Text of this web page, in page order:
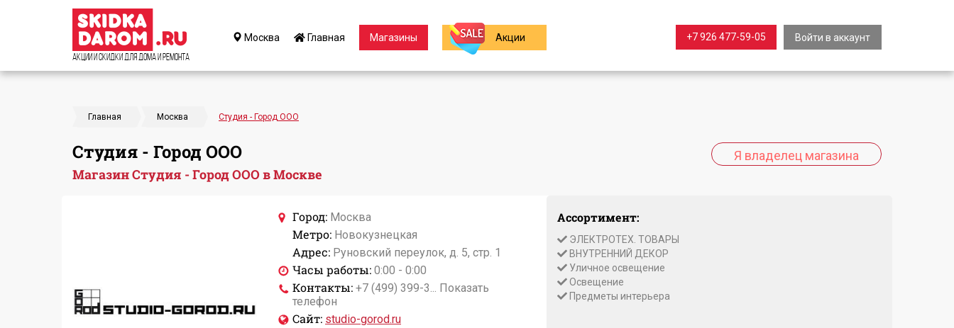
Акции и Скидки для дома и ремонта
Москва Главная Магазины Акции Войти в аккаунт
+7 926 477-59-05
Главная Москва Студия - Город ООО
Студия - Город ООО
Магазин Студия - Город ООО в Москве
Город: Москва
Метро: Новокузнецкая
Адрес: Руновский переулок, д. 5, стр. 1
Часы работы: 0:00 - 0:00
Контакты: +7 (499) 399-3... Показать
телефон
Сайт: studio-gorod.ru
Ассортимент:
ЭЛЕКТРОТЕХ. ТОВАРЫ
ВНУТРЕННИЙ ДЕКОР
Уличное освещение
Освещение
Предметы интерьера